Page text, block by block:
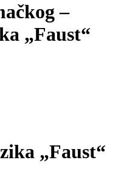
–
„Faust“
„Faust“